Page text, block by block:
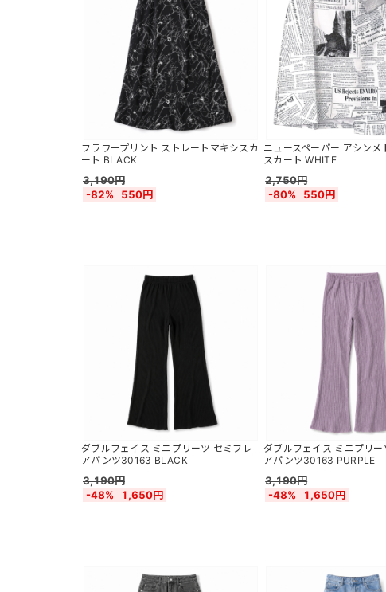
フラワープリント ストレートマキシスカ
ート BLACK
3,190円
-82%
550円
ニュースペーパー アシンメ
スカート WHITE
2,750円
-80%
550円
ダブルフェイス ミニプリーツ セミフレ
アパンツ30163 BLACK
3,190円
-48%
1,650円
ダブルフェイス ミニプリー
アパンツ30163 PURPLE
3,190円
-48%
1,650円